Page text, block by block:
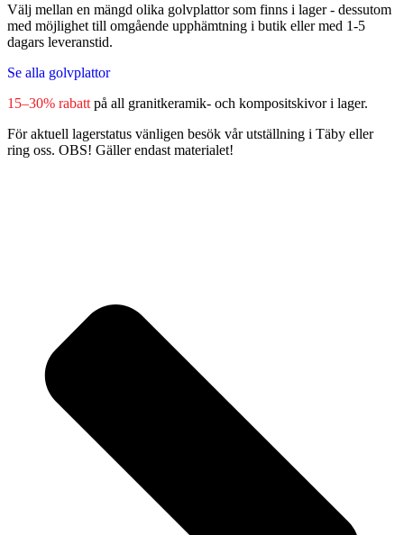
Välj mellan en mängd olika golvplattor som finns i lager - dessutom
med möjlighet till omgående upphämtning i butik eller med 1-5
dagars leveranstid.
Se alla golvplattor
15–30% rabatt på all granitkeramik- och kompositskivor i lager.
För aktuell lagerstatus vänligen besök vår utställning i Täby eller
ring oss. OBS! Gäller endast materialet!